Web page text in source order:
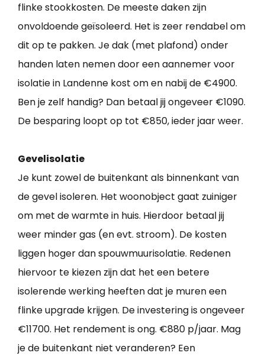
flinke stookkosten. De meeste daken zijn
onvoldoende geïsoleerd. Het is zeer rendabel om
dit op te pakken. Je dak (met plafond) onder
handen laten nemen door een aannemer voor
isolatie in Landenne kost om en nabij de €4900.
Ben je zelf handig? Dan betaal jij ongeveer €1090.
De besparing loopt op tot €850, ieder jaar weer.
Gevelisolatie
Je kunt zowel de buitenkant als binnenkant van
de gevel isoleren. Het woonobject gaat zuiniger
om met de warmte in huis. Hierdoor betaal jij
weer minder gas (en evt. stroom). De kosten
liggen hoger dan spouwmuurisolatie. Redenen
hiervoor te kiezen zijn dat het een betere
isolerende werking heeften dat je muren een
flinke upgrade krijgen. De investering is ongeveer
€11700. Het rendement is ong. €880 p/jaar. Mag
je de buitenkant niet veranderen? Een